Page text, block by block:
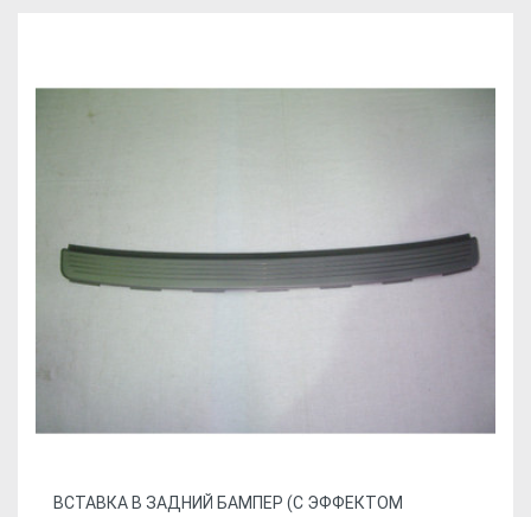
ВСТАВКА В ЗАДНИЙ БАМПЕР (С ЭФФЕКТОМ